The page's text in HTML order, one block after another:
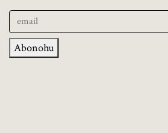
Abonohu